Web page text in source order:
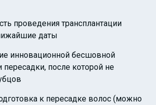
проведения трансплантации
даты
инновационной бесшовной
пересадки, после которой не
к пересадке волос (можно